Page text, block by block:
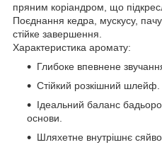
пряним коріандром, що
Поєднання кедра, мускусу,
стійке завершення.
Характеристика аромату:
Глибоке впевнене
Стійкий розкішний шлейф.
Ідеальний баланс
основи.
Шляхетне внутрішнє сяйво.